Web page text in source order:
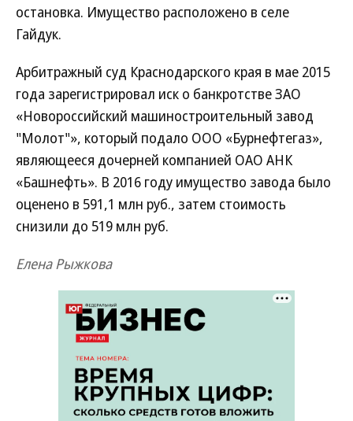
остановка. Имущество расположено в селе
Гайдук.
Арбитражный суд Краснодарского края в мае 2015
года зарегистрировал иск о банкротстве ЗАО
«Новороссийский машиностроительный завод
"Молот"», который подало ООО «Бурнефтегаз»,
являющееся дочерней компанией ОАО АНК
«Башнефть». В 2016 году имущество завода было
оценено в 591,1 млн руб., затем стоимость
снизили до 519 млн руб.
Елена Рыжкова